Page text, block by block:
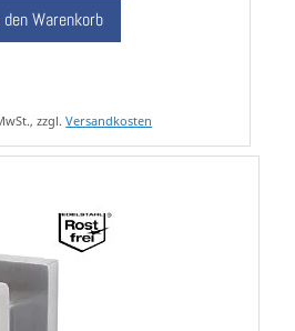
den Warenkorb
zzgl.Versandkosten